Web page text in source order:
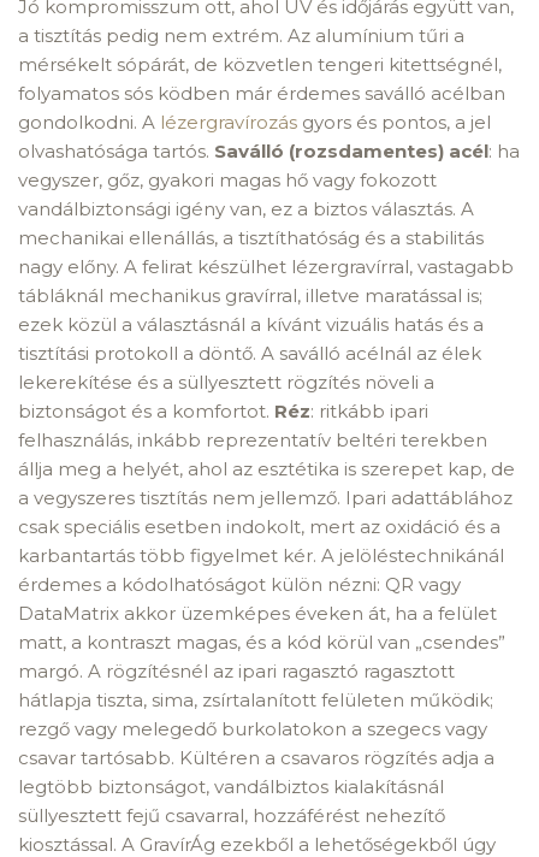
Jó kompromisszum ott, ahol UV és időjárás együtt van,
a tisztítás pedig nem extrém. Az alumínium tűri a
mérsékelt sópárát, de közvetlen tengeri kitettségnél,
folyamatos sós ködben már érdemes saválló acélban
gondolkodni. A lézergravírozás gyors és pontos, a jel
olvashatósága tartós. Saválló (rozsdamentes) acél: ha
vegyszer, gőz, gyakori magas hő vagy fokozott
vandálbiztonsági igény van, ez a biztos választás. A
mechanikai ellenállás, a tisztíthatóság és a stabilitás
nagy előny. A felirat készülhet lézergravírral, vastagabb
tábláknál mechanikus gravírral, illetve maratással is;
ezek közül a választásnál a kívánt vizuális hatás és a
tisztítási protokoll a döntő. A saválló acélnál az élek
lekerekítése és a süllyesztett rögzítés növeli a
biztonságot és a komfortot. Réz: ritkább ipari
felhasználás, inkább reprezentatív beltéri terekben
állja meg a helyét, ahol az esztétika is szerepet kap, de
a vegyszeres tisztítás nem jellemző. Ipari adattáblához
csak speciális esetben indokolt, mert az oxidáció és a
karbantartás több figyelmet kér. A jelöléstechnikánál
érdemes a kódolhatóságot külön nézni: QR vagy
DataMatrix akkor üzemképes éveken át, ha a felület
matt, a kontraszt magas, és a kód körül van „csendes”
margó. A rögzítésnél az ipari ragasztó ragasztott
hátlapja tiszta, sima, zsírtalanított felületen működik;
rezgő vagy melegedő burkolatokon a szegecs vagy
csavar tartósabb. Kültéren a csavaros rögzítés adja a
legtöbb biztonságot, vandálbiztos kialakításnál
süllyesztett fejű csavarral, hozzáférést nehezítő
kiosztással. A GravírÁg ezekből a lehetőségekből úgy